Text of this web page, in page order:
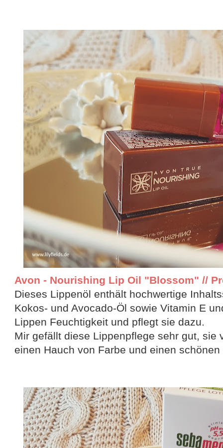
Avon - Nourishing Lip Oil "Blossom" //
Dieses Lippenöl enthält hochwertige
Kokos- und Avocado-Öl sowie Vitamin E
Lippen Feuchtigkeit und pflegt sie dazu.
Mir gefällt diese Lippenpflege sehr gut, sie
einen Hauch von Farbe und einen schönen